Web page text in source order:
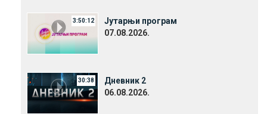
3:50:12
Јутарњи програм
07.08.2026.
30:38
Дневник 2
06.08.2026.